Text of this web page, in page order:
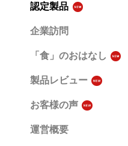
認定製品
企業訪問
「食」のおはなし
製品レビュー
お客様の声
運営概要